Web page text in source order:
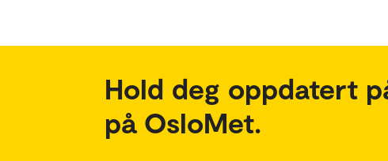
Hold deg oppdatert
på OsloMet.